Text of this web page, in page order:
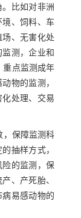
比如对非洲
、饲料、车
、无害化处
测，企业和
重点监测成年
物的监测，
处理、交易
，保障监测科
抽样方式，
的监测，保
、产死胎、
易感动物的